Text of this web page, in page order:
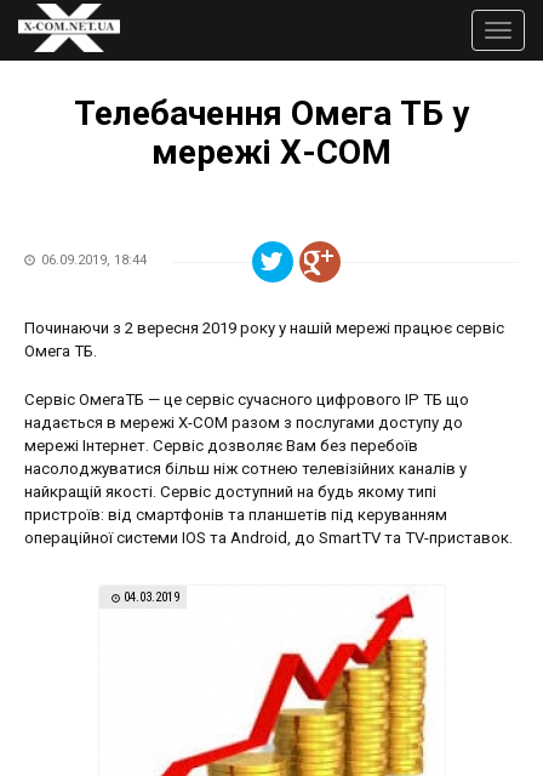
Перейти
основного
Toggle
Телебачення Омега ТБ у
мережі Х-СОМ
06.09.2019, 18:44
Починаючи з 2 вересня 2019 року у нашій мережі працює сервіс
Омега ТБ.
Сервіс ОмегаТБ — це сервіс сучасного цифрового IP ТБ що
надається в мережі Х-СОМ разом з послугами доступу до
мережі Інтернет. Сервіс дозволяє Вам без перебоїв
насолоджуватися більш ніж сотнею телевізійних каналів у
найкращій якості. Сервіс доступний на будь якому типі
пристроїв: від смартфонів та планшетів під керуванням
операційної системи IOS та Android, до SmartTV та TV-приставок.
04.03.2019